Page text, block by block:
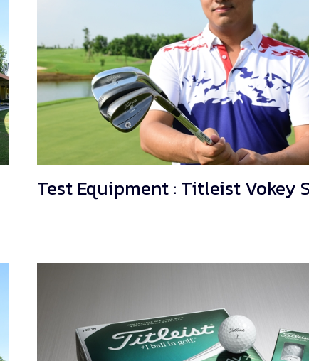
Test Equipment : Titleist Vokey